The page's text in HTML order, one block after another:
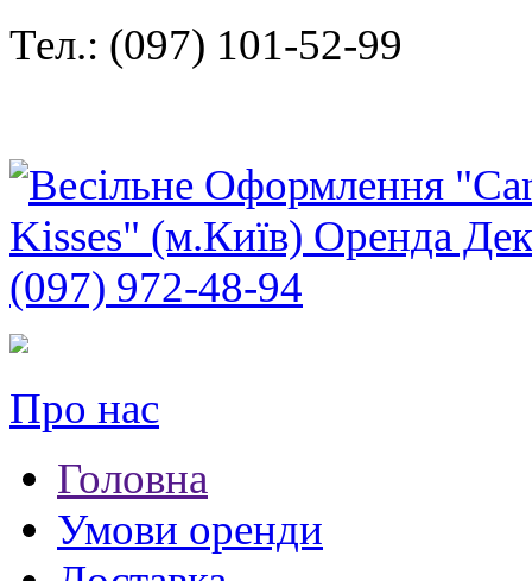
Тел.: (097) 101-52-99
Про нас
Головна
Умови оренди